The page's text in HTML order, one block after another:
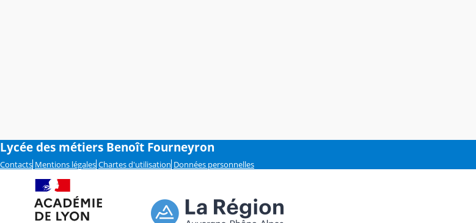
Lycée des métiers Benoît Fourneyron
Contacts Mentions légales Chartes d'utilisation Données personnelles